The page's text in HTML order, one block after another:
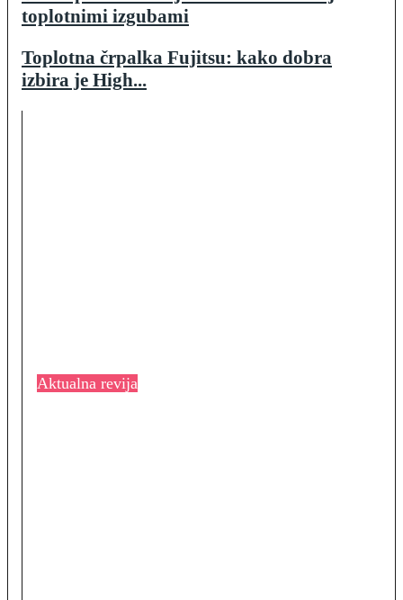
toplotnimi izgubami
Toplotna črpalka Fujitsu: kako dobra
izbira je High...
Aktualna revija